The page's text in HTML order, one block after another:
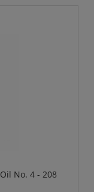
No. 4 - 208